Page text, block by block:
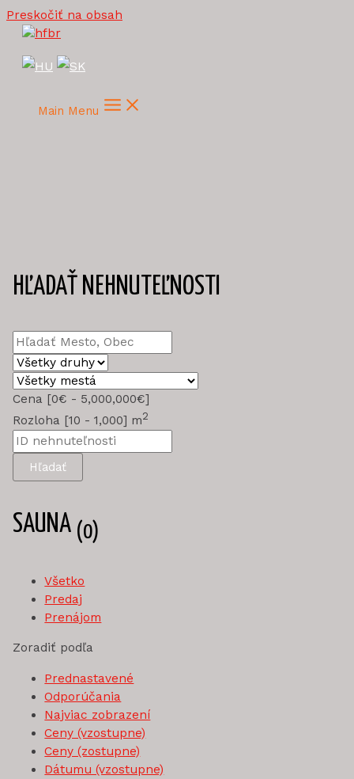
Preskočiť na obsah
Main Menu
HĽADAŤ NEHNUTEĽNOSTI
Cena [0€ - 5,000,000€]
Rozloha [10 -1,000] m2
Hľadať
SAUNA (0)
Všetko
Predaj
Prenájom
Zoradiť podľa
Prednastavené
Odporúčania
Najviac zobrazení
Ceny (vzostupne)
Ceny (zostupne)
Dátumu (vzostupne)